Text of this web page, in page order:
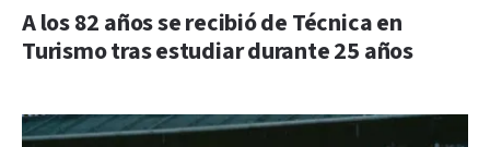
A los 82 años se recibió de Técnica en
Turismo tras estudiar durante 25 años